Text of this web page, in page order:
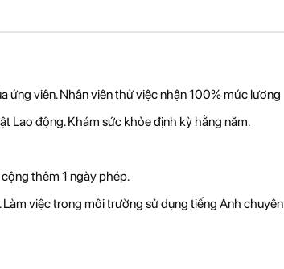
viên. Nhân viên thử việc nhận 100% mức lương
Lao động. Khám sức khỏe định kỳ hằng năm.
thêm 1 ngày phép.
việc trong môi trường sử dụng tiếng Anh chuyên